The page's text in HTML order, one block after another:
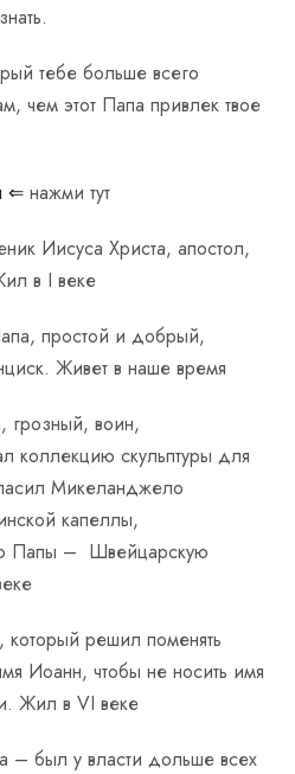
тебе больше всего
чем этот Папа привлек твое
⇐ нажми тут
Иисуса Христа, апостол,
в I веке
простой и добрый,
Живет в наше время
грозный, воин,
коллекцию скульптуры для
Микеланджело
капеллы,
Папы – Швейцарскую
решил поменять
Иоанн, чтобы не носить имя
Жил в VI веке
– был у власти дольше всех